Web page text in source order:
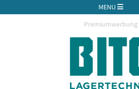
MENU
Premiumwerbung